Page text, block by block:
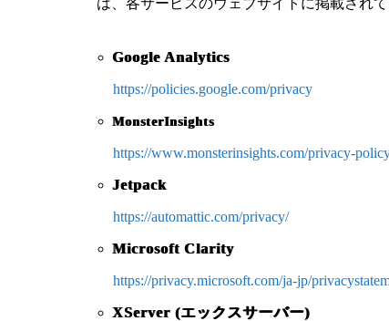
Google Analytics
https://policies.google.com/privacy
MonsterInsights
https://www.monsterinsights.com/privacy-
Jetpack
https://automattic.com/privacy/
Microsoft Clarity
https://privacy.microsoft.com/ja-jp/
XServer (エックスサーバー)